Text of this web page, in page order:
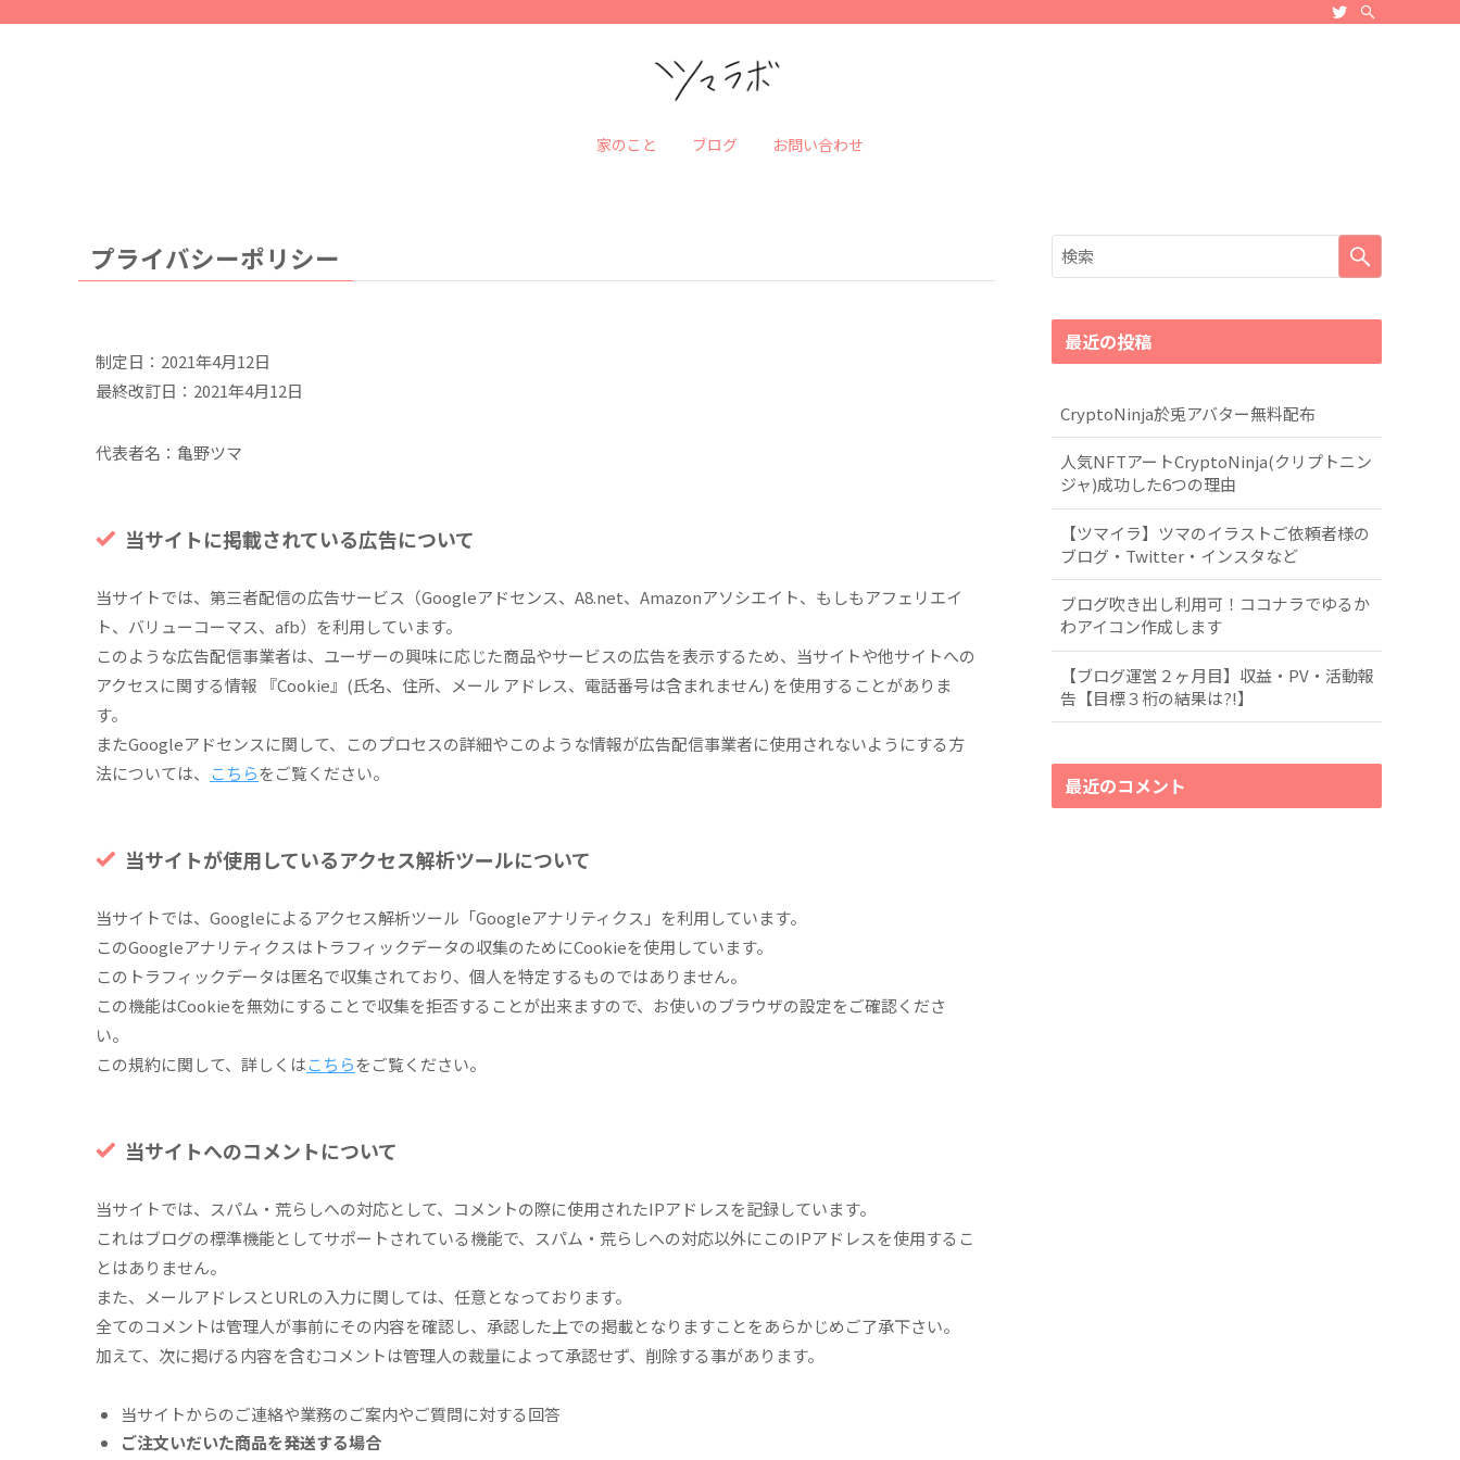
家のこと ブログ お問い合わせ
プライバシーポリシー
制定日：2021年4月12日
最終改訂日：2021年4月12日
代表者名：亀野ツマ
当サイトに掲載されている広告について
当サイトでは、第三者配信の広告サービス（Googleアドセンス、A8.net、Amazonアソシエイト、もしもアフェリエイ
ト、バリューコーマス、afb）を利用しています。
このような広告配信事業者は、ユーザーの興味に応じた商品やサービスの広告を表示するため、当サイトや他サイトへの
アクセスに関する情報 『Cookie』(氏名、住所、メール アドレス、電話番号は含まれません) を使用することがありま
す。
またGoogleアドセンスに関して、このプロセスの詳細やこのような情報が広告配信事業者に使用されないようにする方
法については、 こちらをご覧ください。
当サイトが使用しているアクセス解析ツールについて
当サイトでは、Googleによるアクセス解析ツール「Googleアナリティクス」を利用しています。
このGoogleアナリティクスはトラフィックデータの収集のためにCookieを使用しています。
このトラフィックデータは匿名で収集されており、個人を特定するものではありません。
この機能はCookieを無効にすることで収集を拒否することが出来ますので、お使いのブラウザの設定をご確認くださ
い。
この規約に関して、詳しくはこちらをご覧ください。
当サイトへのコメントについて
当サイトでは、スパム・荒らしへの対応として、コメントの際に使用されたIPアドレスを記録しています。
これはブログの標準機能としてサポートされている機能で、スパム・荒らしへの対応以外にこのIPアドレスを使用するこ
とはありません。
また、メールアドレスとURLの入力に関しては、任意となっております。
全てのコメントは管理人が事前にその内容を確認し、承認した上での掲載となりますことをあらかじめご了承下さい。
加えて、次に掲げる内容を含むコメントは管理人の裁量によって承認せず、削除する事があります。
当サイトからのご連絡や業務のご案内やご質問に対する回答
ご注文いだいた商品を発送する場合
最近の投稿
CryptoNinja於兎アバター無料配布
人気NFTアートCryptoNinja(クリプトニン
ジャ)成功した6つの理由
【ツマイラ】ツマのイラストご依頼者様の
ブログ・Twitter・インスタなど
ブログ吹き出し利用可！ココナラでゆるか
わアイコン作成します
【ブログ運営２ヶ月目】収益・PV・活動報
告【目標３桁の結果は?!】
最近のコメント